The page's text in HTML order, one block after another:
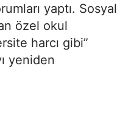
yaptı. Sosyal
özel okul
harcı gibi”
yeniden